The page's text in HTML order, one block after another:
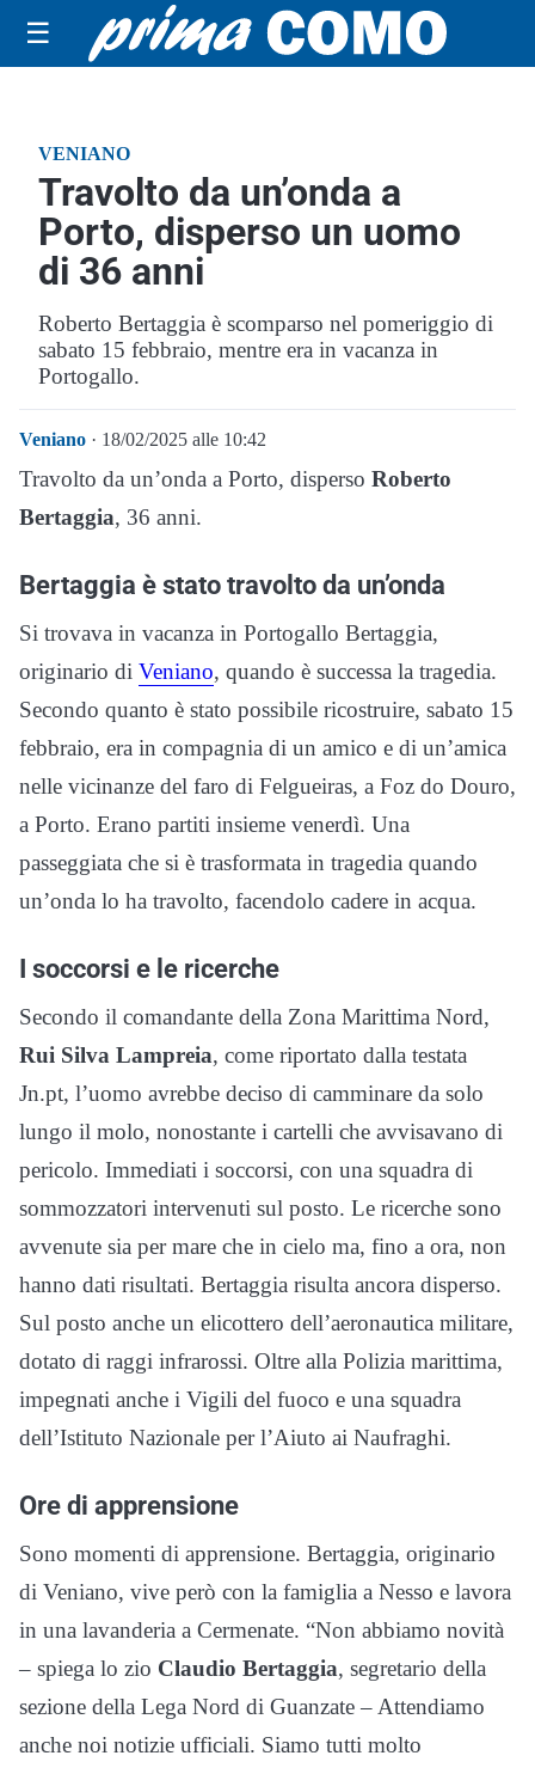
☰
VENIANO
Travolto da un’onda a
Porto, disperso un uomo
di 36 anni
Roberto Bertaggia è scomparso nel pomeriggio di
sabato 15 febbraio, mentre era in vacanza in
Portogallo.
Veniano · 18/02/2025 alle 10:42
Travolto da un’onda a Porto, disperso Roberto
Bertaggia, 36 anni.
Bertaggia è stato travolto da un’onda
Si trovava in vacanza in Portogallo Bertaggia,
originario di Veniano, quando è successa la tragedia.
Secondo quanto è stato possibile ricostruire, sabato 15
febbraio, era in compagnia di un amico e di un’amica
nelle vicinanze del faro di Felgueiras, a Foz do Douro,
a Porto. Erano partiti insieme venerdì. Una
passeggiata che si è trasformata in tragedia quando
un’onda lo ha travolto, facendolo cadere in acqua.
I soccorsi e le ricerche
Secondo il comandante della Zona Marittima Nord,
Rui Silva Lampreia, come riportato dalla testata
Jn.pt, l’uomo avrebbe deciso di camminare da solo
lungo il molo, nonostante i cartelli che avvisavano di
pericolo. Immediati i soccorsi, con una squadra di
sommozzatori intervenuti sul posto. Le ricerche sono
avvenute sia per mare che in cielo ma, fino a ora, non
hanno dati risultati. Bertaggia risulta ancora disperso.
Sul posto anche un elicottero dell’aeronautica militare,
dotato di raggi infrarossi. Oltre alla Polizia marittima,
impegnati anche i Vigili del fuoco e una squadra
dell’Istituto Nazionale per l’Aiuto ai Naufraghi.
Ore di apprensione
Sono momenti di apprensione. Bertaggia, originario
di Veniano, vive però con la famiglia a Nesso e lavora
in una lavanderia a Cermenate. “Non abbiamo novità
– spiega lo zio Claudio Bertaggia, segretario della
sezione della Lega Nord di Guanzate – Attendiamo
anche noi notizie ufficiali. Siamo tutti molto